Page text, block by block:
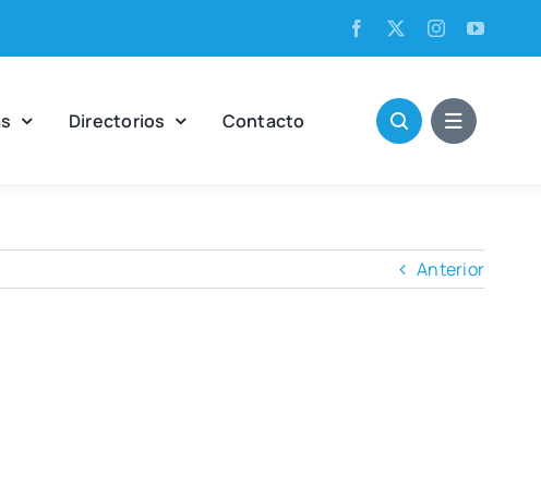
Direc­to­rios Con­tac­to
Anterior